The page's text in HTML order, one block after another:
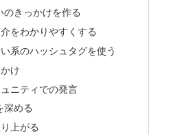
のきっかけを作る
をわかりやすくする
系のハッシュタグを使う
け
ニティでの発言
深める
上がる